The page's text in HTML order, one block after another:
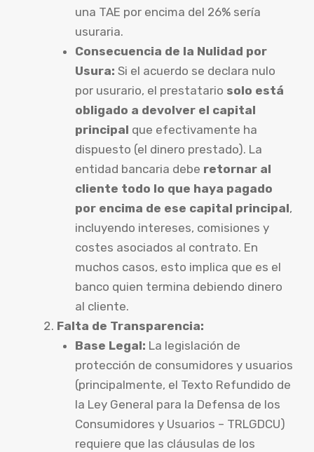
una TAE por encima del 26% sería
usuraria.
Consecuencia de la Nulidad por
Usura: Si el acuerdo se declara nulo
por usurario, el prestatario solo está
obligado a devolver el capital
principal que efectivamente ha
dispuesto (el dinero prestado). La
entidad bancaria debe retornar al
cliente todo lo que haya pagado
por encima de ese capital principal,
incluyendo intereses, comisiones y
costes asociados al contrato. En
muchos casos, esto implica que es el
banco quien termina debiendo dinero
al cliente.
Falta de Transparencia:
Base Legal: La legislación de
protección de consumidores y usuarios
(principalmente, el Texto Refundido de
la Ley General para la Defensa de los
Consumidores y Usuarios – TRLGDCU)
requiere que las cláusulas de los